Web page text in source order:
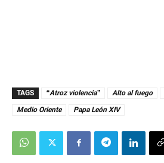
TAGS “Atroz violencia” Alto al fuego
Medio Oriente
Papa León XIV